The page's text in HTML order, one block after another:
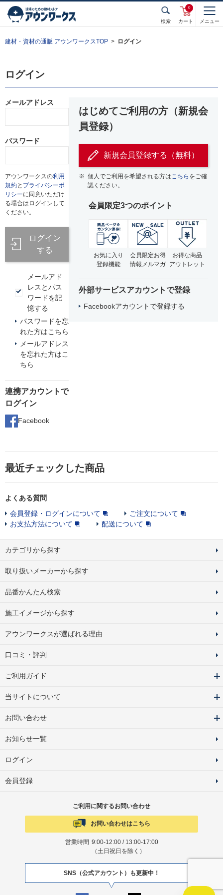
検索 カート
0
メニュー
建材・資材の通販 アウンワークスTOP ログイン
ログイン
メールアドレス
パスワード
アウンワークスの利用
規約と プライバシーポ
リシーに同意いただけ
る場合はログインして
ください。
ログイン
する
メールアド
レスとパス
ワードを記
憶する
パスワードを忘
れた方はこちら
メールアドレス
を忘れた方はこ
ちら
連携アカウントで
ログイン
Facebook
はじめてご利用の方（新規会
員登録）
新規会員登録する（無料）
※ 個人でご利用を希望される方はこちら をご確
認ください。
会員限定3つのポイント
お気に入り
登録機能
会員限定お得
情報メルマガ
お得な商品
アウトレット
外部サービスアカウントで登録
Facebookアカウントで登録する
最近チェックした商品
よくある質問
会員登録・ログインについて
ご注文について
お支払方法について
配送について
カテゴリから探す
取り扱いメーカーから探す
品番かんたん検索
施工イメージから探す
アウンワークスが選ばれる理由
口コミ・評判
ご利用ガイド
当サイトについて
お問い合わせ
お知らせ一覧
ログイン
会員登録
ご利用に関するお問い合わせ
お問い合わせはこちら
営業時間 9:00-12:00 / 13:00-17:00
（土日祝日を除く）
SNS（公式アカウント）も更新中！